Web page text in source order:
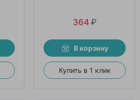
364 ₽
В корзину
Купить в 1 клик